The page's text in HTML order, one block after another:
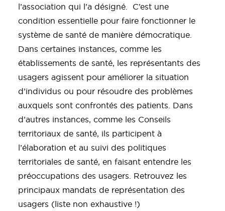
l’association qui l’a désigné. C’est une
condition essentielle pour faire fonctionner le
système de santé de manière démocratique.
Dans certaines instances, comme les
établissements de santé, les représentants des
usagers agissent pour améliorer la situation
d’individus ou pour résoudre des problèmes
auxquels sont confrontés des patients. Dans
d’autres instances, comme les Conseils
territoriaux de santé, ils participent à
l’élaboration et au suivi des politiques
territoriales de santé, en faisant entendre les
préoccupations des usagers. Retrouvez les
principaux mandats de représentation des
usagers (liste non exhaustive !)